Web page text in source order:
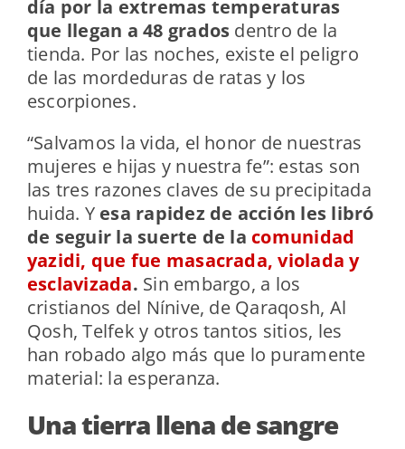
día por la extremas temperaturas
que llegan a 48 grados dentro de la
tienda. Por las noches, existe el peligro
de las mordeduras de ratas y los
escorpiones.
“Salvamos la vida, el honor de nuestras
mujeres e hijas y nuestra fe”: estas son
las tres razones claves de su precipitada
huida. Y esa rapidez de acción les libró
de seguir la suerte de la comunidad
yazidi, que fue masacrada, violada y
esclavizada. Sin embargo, a los
cristianos del Nínive, de Qaraqosh, Al
Qosh, Telfek y otros tantos sitios, les
han robado algo más que lo puramente
material: la esperanza.
Una tierra llena de sangre